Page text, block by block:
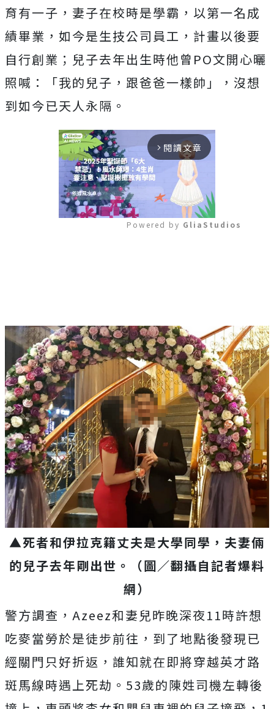
育有一子，妻子在校時是學霸，以第一名成
績畢業，如今是生技公司員工，計畫以後要
自行創業；兒子去年出生時他曾PO文開心曬
照喊：「我的兒子，跟爸爸一樣帥」，沒想
到如今已天人永隔。
arrow_forward_ios 閱讀文章
Powered by GliaStudios
▲死者和伊拉克籍丈夫是大學同學，夫妻倆
的兒子去年剛出世。（圖／翻攝自記者爆料
網）
警方調查，Azeez和妻兒昨晚深夜11時許想
吃麥當勞於是徒步前往，到了地點後發現已
經關門只好折返，誰知就在即將穿越英才路
斑馬線時遇上死劫。53歲的陳姓司機左轉後